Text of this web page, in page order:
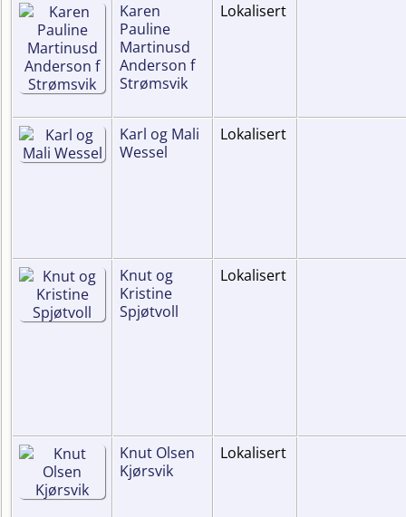
Karen
Pauline
Martinusd
Anderson f
Strømsvik
Lokalisert
Karl og Mali
Wessel
Lokalisert
Knut og
Kristine
Spjøtvoll
Lokalisert
Knut Olsen
Kjørsvik
Lokalisert